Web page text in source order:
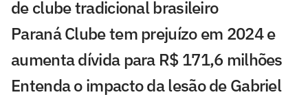
de clube tradicional brasileiro
Paraná Clube tem prejuízo em 2024 e
aumenta dívida para R$ 171,6 milhões
Entenda o impacto da lesão de Gabriel